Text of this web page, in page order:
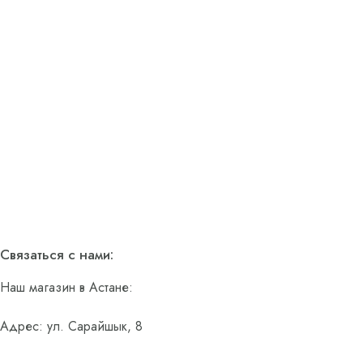
Связаться с нами:
Наш магазин в Астане:
Адрес: ул. Сарайшык, 8